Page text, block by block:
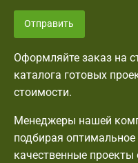
Отправить
Оформляйте заказ на
каталога готовых
стоимости.
Менеджеры нашей
подбирая
качественные проекты